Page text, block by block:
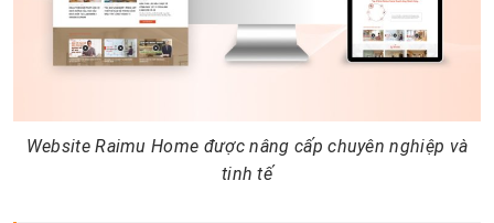
Website Raimu Home được nâng cấp chuyên nghiệp và
tinh tế